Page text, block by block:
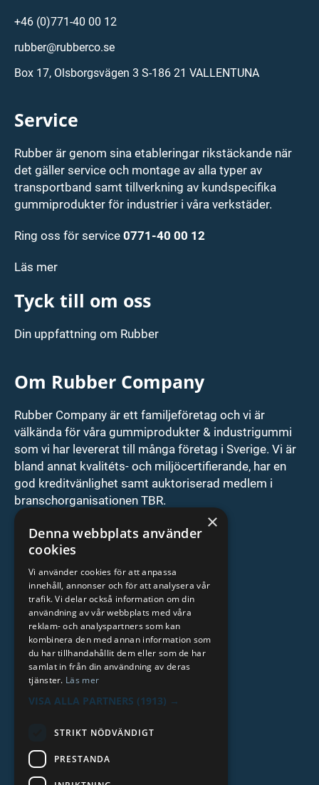
+46 (0)771-40 00 12
rubber@rubberco.se
Box 17, Olsborgsvägen 3 S-186 21 VALLENTUNA
Service
Rubber är genom sina etableringar rikstäckande när
det gäller service och montage av alla typer av
transportband samt tillverkning av kundspecifika
gummiprodukter för industrier i våra verkstäder.
Ring oss för service0771-40 00 12
Läs mer
Tyck till om oss
Din uppfattning om Rubber
Om Rubber Company
Rubber Company är ett familjeföretag och vi är
välkända för våra gummiprodukter & industrigummi
som vi har levererat till många företag i Sverige. Vi är
bland annat kvalitéts- och miljöcertifierande, har en
god kreditvänlighet samt auktoriserad medlem i
branschorganisationen TBR.
ISO9001/ISO14001 cert
Auktoriserat vulkföretag
Grundat 1923
Kreditvärdighet AAA
Läs mer
×
Denna webbplats använder
cookies
Vi använder cookies för att anpassa
innehåll, annonser och för att analysera vår
trafik. Vi delar också information om din
användning av vår webbplats med våra
reklam- och analyspartners som kan
kombinera den med annan information som
du har tillhandahållit dem eller som de har
samlat in från din användning av deras
tjänster. Läs mer
VISA ALLA PARTNERS (1913) →
STRIKT NÖDVÄNDIGT
PRESTANDA